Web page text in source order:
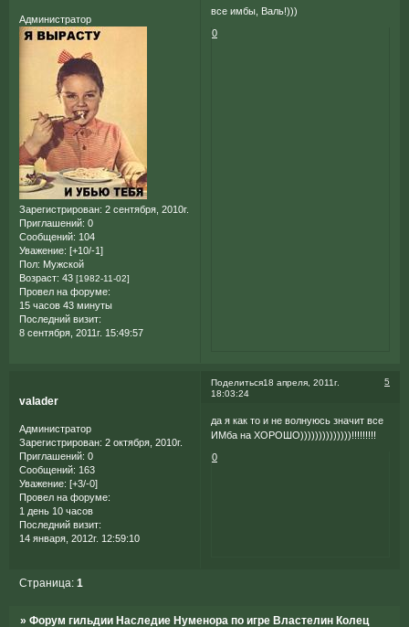
Администратор
Зарегистрирован: 2 сентября, 2010г.
Приглашений: 0
Сообщений: 104
Уважение: [+10/-1]
Пол: Мужской
Возраст: 43 [1982-11-02]
Провел на форуме:
15 часов 43 минуты
Последний визит:
8 сентября, 2011г. 15:49:57
все имбы, Валь!)))
0
Поделиться 5
18 апреля, 2011г.
18:03:24
valader
Администратор
Зарегистрирован: 2 октября, 2010г.
Приглашений: 0
Сообщений: 163
Уважение: [+3/-0]
Провел на форуме:
1 день 10 часов
Последний визит:
14 января, 2012г. 12:59:10
да я как то и не волнуюсь значит все
ИМба на ХОРОШО))))))))))))))!!!!!!!!!
0
Страница:1
»Форум гильдии Наследие Нуменора по игре Властелин Колец